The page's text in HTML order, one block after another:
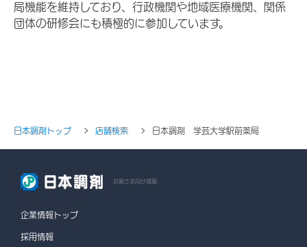
局機能を維持しており、行政機関や地域医療機関、関係
団体の研修会にも積極的に参加しています。
日本調剤トップ 店舗検索 日本調剤 学芸大学駅前薬局
お客さま向け情報
企業情報トップ
採用情報